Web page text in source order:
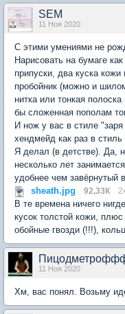
SEM
11 Ноя 2020
С этими умениями не
Нарисовать на бумаге
припуски, два куска
пробойник (можно и
нитка или тонкая
бы сложенная пополам
И нож у вас в стиле
хендмейд как раз в стиль
Я делал (в детстве). Да,
несколько лет
удобнее чем завёрнутый в
sheath.jpg
92,33К
В те времена ничего
кусок толстой кожи,
обойные гвозди (!!!),
11 Ноя 2020
Хм, вас понял. Возьму